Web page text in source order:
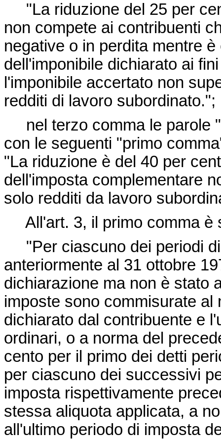
"La riduzione del 25 per
non compete ai contribuenti
negative o in perdita mentre
dell'imponibile dichiarato ai
l'imponibile accertato non
redditi di lavoro subordinato.";
nel terzo comma le parole
con le seguenti "primo
"La riduzione è del 40 per
dell'imposta complementare
solo redditi da lavoro
All'art. 3, il primo comma è
"Per ciascuno dei periodi di
anteriormente al 31 ottobre
dichiarazione ma non è stato
imposte sono commisurate al
dichiarato dal contribuente e
ordinari, o a norma del
cento per il primo dei detti
per ciascuno dei successivi
imposta rispettivamente
stessa aliquota applicata, a
all'ultimo periodo di imposta